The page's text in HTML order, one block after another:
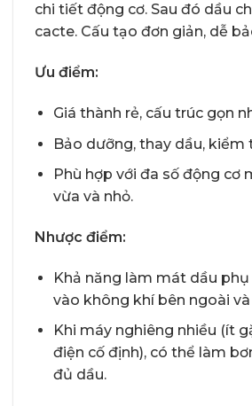
chi tiết động cơ. Sau đó dầu
cacte. Cấu tạo đơn giản, dễ
Ưu điểm:
Giá thành rẻ, cấu trúc gọn
Bảo dưỡng, thay dầu, kiểm
Phù hợp với đa số động cơ
vừa và nhỏ.
Nhược điểm:
Khả năng làm mát dầu
vào không khí bên ngoài
Khi máy nghiêng nhiều (ít
điện cố định), có thể làm
đủ dầu.